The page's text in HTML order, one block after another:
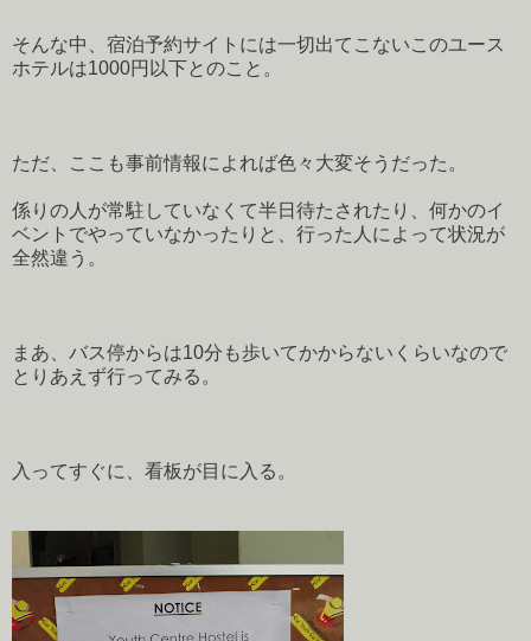
そんな中、宿泊予約サイトには一切出てこないこのユース
ホテルは1000円以下とのこと。
ただ、ここも事前情報によれば色々大変そうだった。
係りの人が常駐していなくて半日待たされたり、何かのイ
ベントでやっていなかったりと、行った人によって状況が
全然違う。
まあ、バス停からは10分も歩いてかからないくらいなので
とりあえず行ってみる。
入ってすぐに、看板が目に入る。